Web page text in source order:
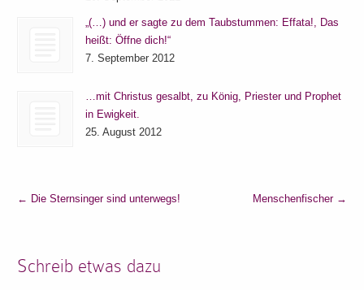
„(…) und er sagte zu dem Taubstummen: Effata!, Das
heißt: Öffne dich!“
7. September 2012
…mit Christus gesalbt, zu König, Priester und Prophet
in Ewigkeit.
25. August 2012
← Die Sternsinger sind unterwegs! Menschenfischer →
Schreib etwas dazu